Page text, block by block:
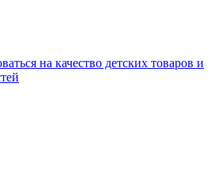
на качество детских товаров и